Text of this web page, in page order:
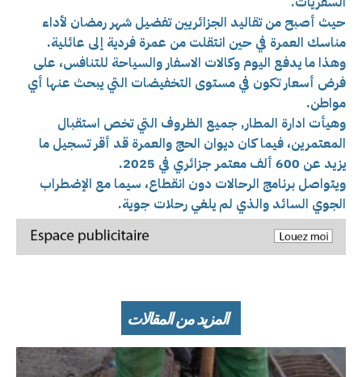
حيث أصبح من تقاليد الجزائريين تفضيل شهر رمضان لأداء
مناسك العمرة في حين انتقلت من عمرة فردية إلى عائلية.
وهذا ما يدفع اليوم وكالات الاسفار والسياحة للتنافس، على
فرض أسعار تكون في مستوى التخفيضات التي يبحث عنها أي
مواطن.
وهيأت ادارة المطار, جميع الظروف التي تخص استقبال
المعتمرين، فيما كان ديوان الحج والعمرة قد أقر تسجيل ما
يزيد عن 600 ألف معتمر جزائري في 2025.
ويتواصل برنامج الرحالات دون انقطاع، سيما مع الإضطراب
الجوي السائد والذي لم يلغي رحلات جوية.
المزيد من المقالات